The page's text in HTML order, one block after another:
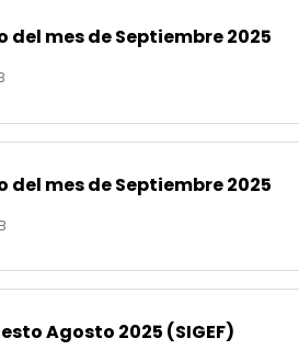
del mes de Septiembre 2025
del mes de Septiembre 2025
Agosto 2025 (SIGEF)